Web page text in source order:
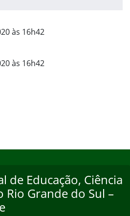
às 16h42
às 16h42
de Educação, Ciência
Rio Grande do Sul –